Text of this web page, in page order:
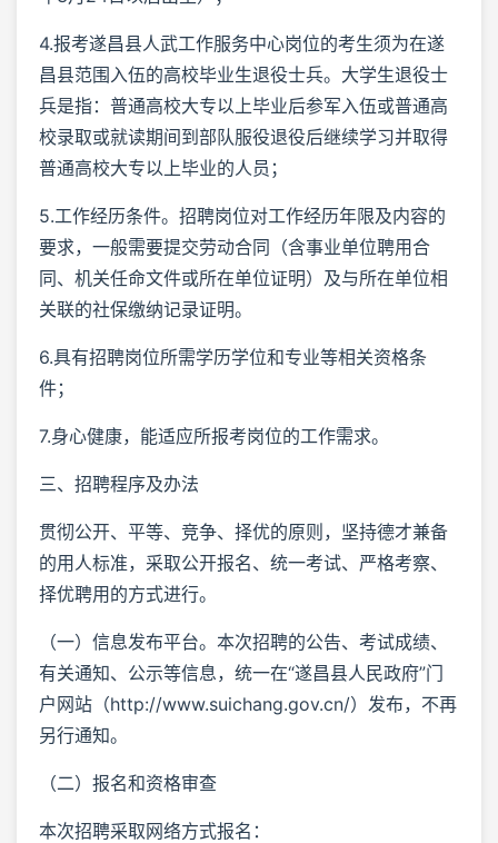
4.报考遂昌县人武工作服务中心岗位的考生须为在遂
昌县范围入伍的高校毕业生退役士兵。大学生退役士
兵是指：普通高校大专以上毕业后参军入伍或普通高
校录取或就读期间到部队服役退役后继续学习并取得
普通高校大专以上毕业的人员；
5.工作经历条件。招聘岗位对工作经历年限及内容的
要求，一般需要提交劳动合同（含事业单位聘用合
同、机关任命文件或所在单位证明）及与所在单位相
关联的社保缴纳记录证明。
6.具有招聘岗位所需学历学位和专业等相关资格条
件；
7.身心健康，能适应所报考岗位的工作需求。
三、招聘程序及办法
贯彻公开、平等、竞争、择优的原则，坚持德才兼备
的用人标准，采取公开报名、统一考试、严格考察、
择优聘用的方式进行。
（一）信息发布平台。本次招聘的公告、考试成绩、
有关通知、公示等信息，统一在“遂昌县人民政府”门
户网站（http://www.suichang.gov.cn/）发布，不再
另行通知。
（二）报名和资格审查
本次招聘采取网络方式报名：